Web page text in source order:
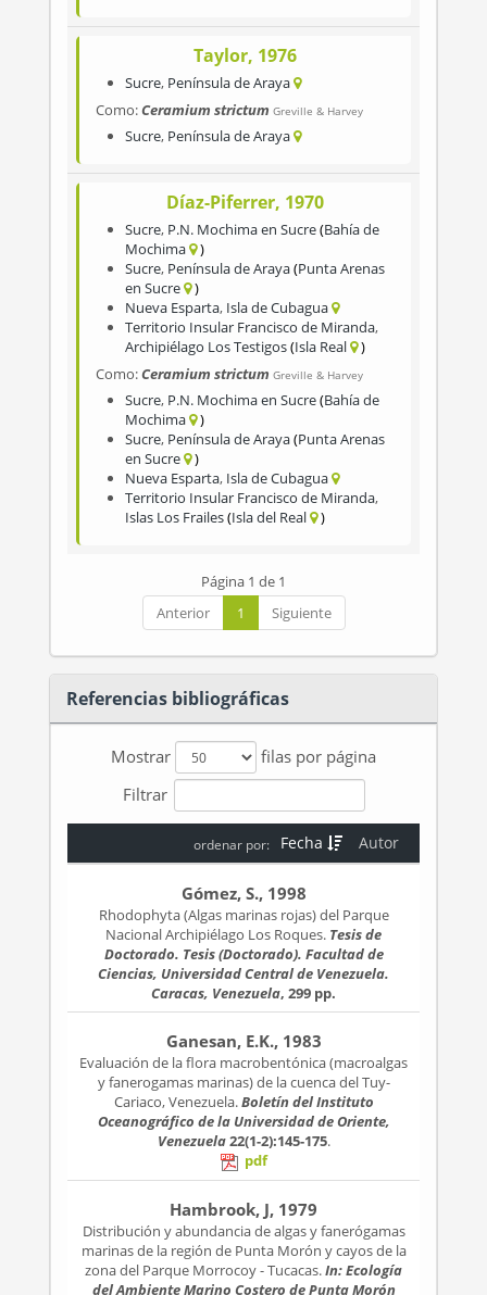
Taylor, 1976
Sucre, Península de Araya
Como:Ceramium strictum Greville & Harvey
Sucre, Península de Araya
Díaz-Piferrer, 1970
Sucre, P.N. Mochima en Sucre Bahía de
Mochima
Sucre, Península de Araya Punta Arenas
en Sucre
Nueva Esparta, Isla de Cubagua
Territorio Insular Francisco de Miranda,
Archipiélago Los Testigos Isla Real
Como:Ceramium strictum Greville & Harvey
Sucre, P.N. Mochima en Sucre Bahía de
Mochima
Sucre, Península de Araya Punta Arenas
en Sucre
Nueva Esparta, Isla de Cubagua
Territorio Insular Francisco de Miranda,
Islas Los Frailes Isla del Real
Página 1 de 1
Anterior
1 Siguiente
Referencias bibliográficas
Mostrar
filas por página
Filtrar
Autor
Fecha
ordenar por:
Gómez, S., 1998
Rhodophyta (Algas marinas rojas) del Parque
Nacional Archipiélago Los Roques. Tesis de
Doctorado. Tesis (Doctorado). Facultad de
Ciencias, Universidad Central de Venezuela.
Caracas, Venezuela, 299 pp.
Ganesan, E.K., 1983
Evaluación de la flora macrobentónica (macroalgas
y fanerogamas marinas) de la cuenca del Tuy-
Cariaco, Venezuela.Boletín del Instituto
Oceanográfico de la Universidad de Oriente,
Venezuela22(1-2):145-175.
pdf
Hambrook, J, 1979
Distribución y abundancia de algas y fanerógamas
marinas de la región de Punta Morón y cayos de la
zona del Parque Morrocoy - Tucacas.In: Ecología
del Ambiente Marino Costero de Punta Morón